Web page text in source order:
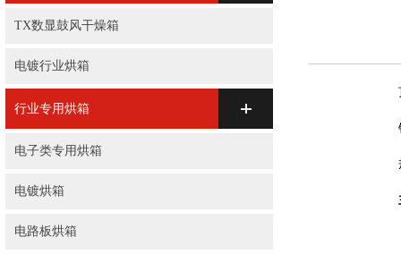
TX数显鼓风干燥箱
电镀行业烘箱
行业专用烘箱
电子类专用烘箱
电镀烘箱
电路板烘箱